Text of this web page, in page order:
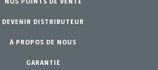
Jardinage Professionnel
Jardin Particulier
Équipements
Accessoires
Pièces de rechange
Kits d´entretien
NOS POINTS DE VENTE
DEVENIR DISTRIBUTEUR
À PROPOS DE NOUS
GARANTIE